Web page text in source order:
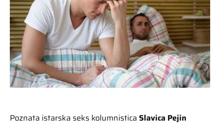
Poznata istarska seks kolumnistica Slavica Pejin